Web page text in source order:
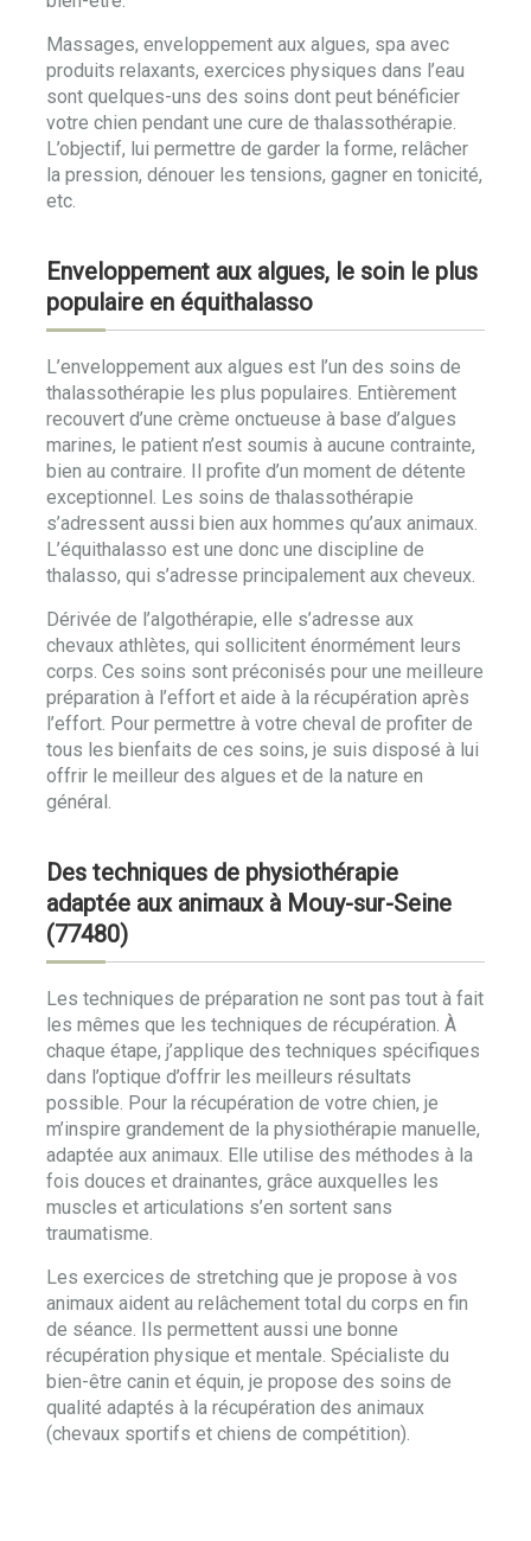
Massages, enveloppement aux algues, spa avec
produits relaxants, exercices physiques dans l’eau
sont quelques-uns des soins dont peut bénéficier
votre chien pendant une cure de thalassothérapie.
L’objectif, lui permettre de garder la forme, relâcher
la pression, dénouer les tensions, gagner en tonicité,
etc.
Enveloppement aux algues, le soin le plus
populaire en équithalasso
L’enveloppement aux algues est l’un des soins de
thalassothérapie les plus populaires. Entièrement
recouvert d’une crème onctueuse à base d’algues
marines, le patient n’est soumis à aucune contrainte,
bien au contraire. Il profite d’un moment de détente
exceptionnel. Les soins de thalassothérapie
s’adressent aussi bien aux hommes qu’aux animaux.
L’équithalasso est une donc une discipline de
thalasso, qui s’adresse principalement aux cheveux.
Dérivée de l’algothérapie, elle s’adresse aux
chevaux athlètes, qui sollicitent énormément leurs
corps. Ces soins sont préconisés pour une meilleure
préparation à l’effort et aide à la récupération après
l’effort. Pour permettre à votre cheval de profiter de
tous les bienfaits de ces soins, je suis disposé à lui
offrir le meilleur des algues et de la nature en
général.
Des techniques de physiothérapie
adaptée aux animaux à Mouy-sur-Seine
(77480)
Les techniques de préparation ne sont pas tout à fait
les mêmes que les techniques de récupération. À
chaque étape, j’applique des techniques spécifiques
dans l’optique d’offrir les meilleurs résultats
possible. Pour la récupération de votre chien, je
m’inspire grandement de la physiothérapie manuelle,
adaptée aux animaux. Elle utilise des méthodes à la
fois douces et drainantes, grâce auxquelles les
muscles et articulations s’en sortent sans
traumatisme.
Les exercices de stretching que je propose à vos
animaux aident au relâchement total du corps en fin
de séance. Ils permettent aussi une bonne
récupération physique et mentale. Spécialiste du
bien-être canin et équin, je propose des soins de
qualité adaptés à la récupération des animaux
(chevaux sportifs et chiens de compétition).